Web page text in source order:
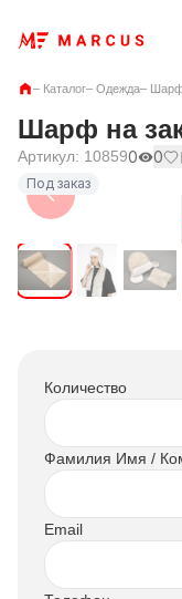
– Каталог–Одежда–
Шарф на
Артикул: 108590 0
Под заказ
Количество
Фамилия Имя /
Email